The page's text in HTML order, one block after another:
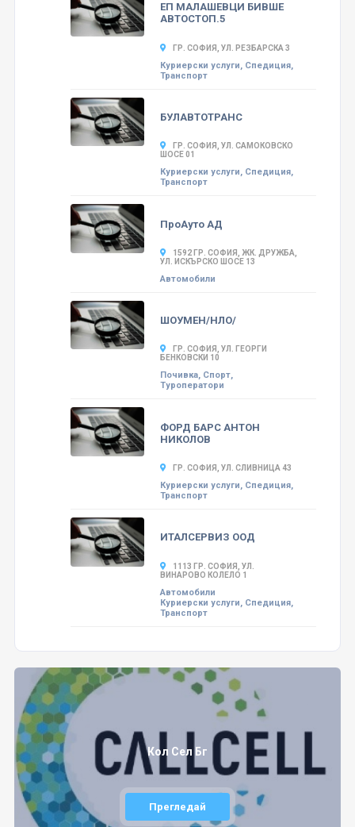
ЕП МАЛАШЕВЦИ БИВШЕ
АВТОСТОП.5
ГР. СОФИЯ, УЛ. РЕЗБАРСКА 3
Куриерски услуги, Спедиция,
Транспорт
БУЛАВТОТРАНС
ГР. СОФИЯ, УЛ. САМОКОВСКО
ШОСЕ 01
Куриерски услуги, Спедиция,
Транспорт
ПроАуто АД
1592 ГР. СОФИЯ, ЖК. ДРУЖБА,
УЛ. ИСКЪРСКО ШОСЕ 13
Автомобили
ШОУМЕН/НЛО/
ГР. СОФИЯ, УЛ. ГЕОРГИ
БЕНКОВСКИ 10
Почивка, Спорт,
Туроператори
ФОРД БАРС АНТОН
НИКОЛОВ
ГР. СОФИЯ, УЛ. СЛИВНИЦА 43
Куриерски услуги, Спедиция,
Транспорт
ИТАЛСЕРВИЗ ООД
1113 ГР. СОФИЯ, УЛ.
ВИНАРОВО КОЛЕЛО 1
Автомобили
Куриерски услуги, Спедиция,
Транспорт
Кол Сел Бг
Прегледай